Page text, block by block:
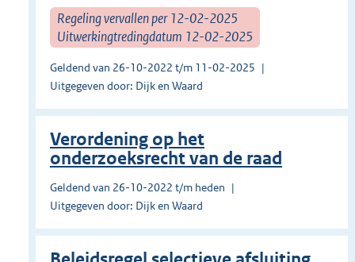
Regeling vervallen per 12-02-2025
Uitwerkingtredingdatum 12-02-2025
Geldend van 26-10-2022 t/m 11-02-2025
Uitgegeven door: Dijk en Waard
Verordening op het
onderzoeksrecht van de raad
Geldend van 26-10-2022 t/m heden
Uitgegeven door: Dijk en Waard